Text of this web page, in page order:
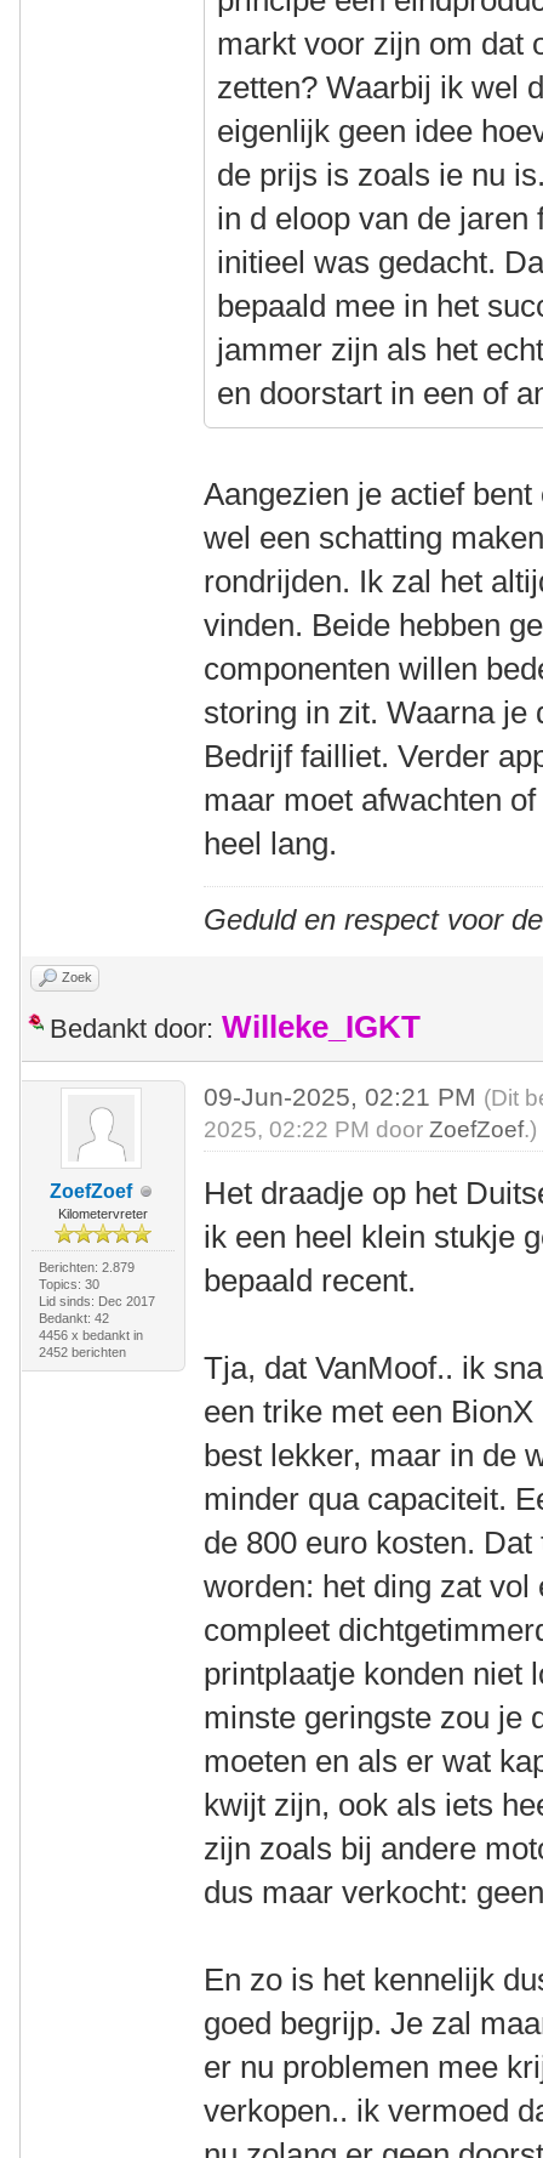
markt voor zijn om dat
zetten? Waarbij ik wel
eigenlijk geen idee
de prijs is zoals ie nu
in d eloop van de
initieel was gedacht.
bepaald mee in het
jammer zijn als het
en doorstart in een of
Aangezien je actief
wel een schatting
rondrijden. Ik zal het
vinden. Beide hebben
componenten willen
storing in zit. Waarna je
Bedrijf failliet. Verder
maar moet afwachten
heel lang.
Geduld en respect voor
Zoek
Bedankt door: Willeke_IGKT
ZoefZoef
Kilometervreter
Berichten: 2.879
Topics: 30
Lid sinds: Dec 2017
Bedankt: 42
4456 x bedankt in
2452 berichten
09-Jun-2025, 02:21 PM (Dit
2025, 02:22 PM doorZoefZoef.)
Het draadje op het
ik een heel klein stukje
bepaald recent.
Tja, dat VanMoof.. ik
een trike met een
best lekker, maar in de
minder qua capaciteit.
de 800 euro kosten.
worden: het ding zat
compleet
printplaatje konden niet
minste geringste zou je
moeten en als er wat
kwijt zijn, ook als iets
zijn zoals bij andere
dus maar verkocht:
En zo is het kennelijk
goed begrijp. Je zal
er nu problemen mee
verkopen.. ik vermoed